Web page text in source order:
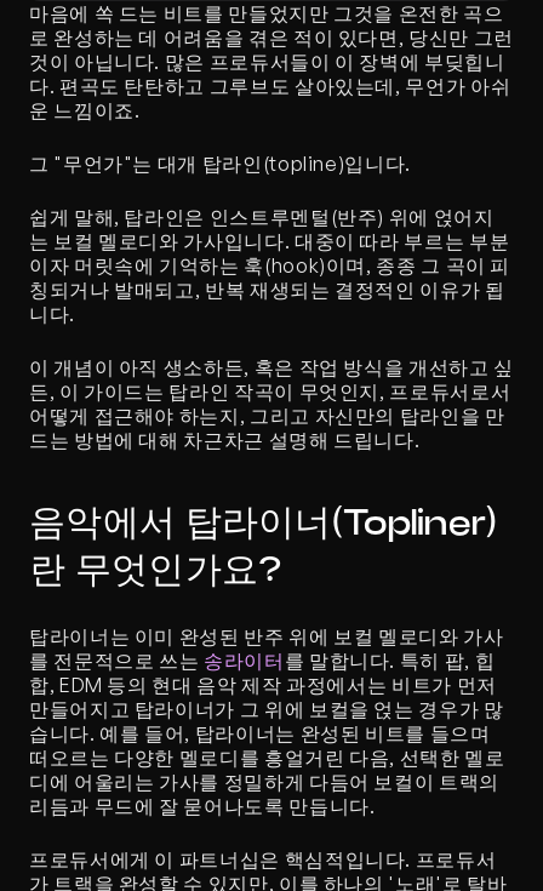
마음에 쏙 드는 비트를 만들었지만 그것을 온전한 곡으
로 완성하는 데 어려움을 겪은 적이 있다면, 당신만 그런
것이 아닙니다. 많은 프로듀서들이 이 장벽에 부딪힙니
다. 편곡도 탄탄하고 그루브도 살아있는데, 무언가 아쉬
운 느낌이죠.
그 "무언가"는 대개 탑라인(topline)입니다.
쉽게 말해, 탑라인은 인스트루멘털(반주) 위에 얹어지
는 보컬 멜로디와 가사입니다. 대중이 따라 부르는 부분
이자 머릿속에 기억하는 훅(hook)이며, 종종 그 곡이 피
칭되거나 발매되고, 반복 재생되는 결정적인 이유가 됩
니다.
이 개념이 아직 생소하든, 혹은 작업 방식을 개선하고 싶
든, 이 가이드는 탑라인 작곡이 무엇인지, 프로듀서로서
어떻게 접근해야 하는지, 그리고 자신만의 탑라인을 만
드는 방법에 대해 차근차근 설명해 드립니다.
음악에서 탑라이너(Topliner)
란 무엇인가요?
탑라이너는 이미 완성된 반주 위에 보컬 멜로디와 가사
를 전문적으로 쓰는 송라이터 를 말합니다. 특히 팝, 힙
합, EDM 등의 현대 음악 제작 과정에서는 비트가 먼저
만들어지고 탑라이너가 그 위에 보컬을 얹는 경우가 많
습니다. 예를 들어, 탑라이너는 완성된 비트를 들으며
떠오르는 다양한 멜로디를 흥얼거린 다음, 선택한 멜로
디에 어울리는 가사를 정밀하게 다듬어 보컬이 트랙의
리듬과 무드에 잘 묻어나도록 만듭니다.
프로듀서에게 이 파트너십은 핵심적입니다. 프로듀서
가 트랙을 완성할 수 있지만, 이를 하나의 '노래'로 탈바